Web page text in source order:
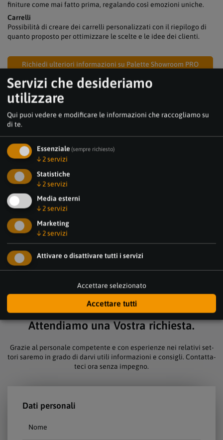
finiture come mai fatto prima, regalando così emozioni uniche.
Carrelli
Possibilità di creare dei carrelli personalizzati con il riepilogo di
quanto proposto per ottimizzare le scelte e le idee dei clienti.
Richiedi ulteriori informazioni su Palette Showroom PRO
I buo­ni con­sig­li sono a por­ta­ta di mano.
At­ten­dia­mo una Vos­tra ri­chies­ta.
Gra­zie al per­so­na­le com­pe­ten­te e con es­pe­ri­en­ze nei re­la­ti­vi set­
to­ri sa­re­mo in gra­do di dar­vi uti­li in­for­ma­zio­ni e con­sig­li. Con­tat­ta­
te­ci ora sen­za im­pe­g­no.
Dati personali
Nome
Servizi che desideriamo
utilizzare
Qui puoi vedere e modificare le informazioni che raccogliamo su
di te.
Essenziale (sempre richiesto)
↓ 2servizi
Statistiche
↓ 2servizi
Media esterni
↓ 2servizi
Marketing
↓ 2servizi
Attivare o disattivare tutti i servizi
Accettare selezionato
Accettare tutti